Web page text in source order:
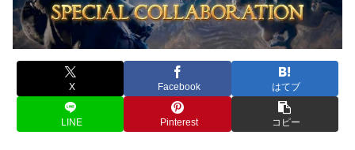
X Facebook はてブ
LINE Pinterest コピー